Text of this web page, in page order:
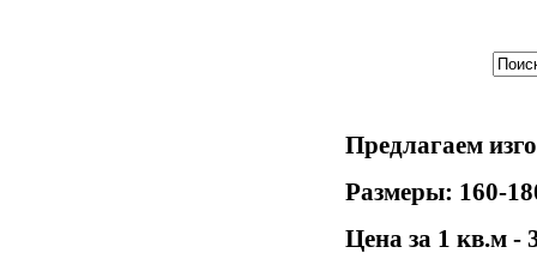
Предлагаем
Размеры: 160-
Цена за 1 кв.м -